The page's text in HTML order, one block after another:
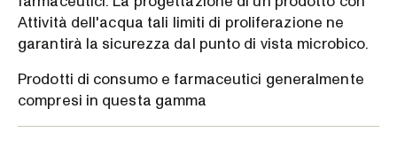
Attività dell'acqua tali limiti di proliferazione ne
garantirà la sicurezza dal punto di vista microbico.
Prodotti di consumo e farmaceutici generalmente
compresi in questa gamma